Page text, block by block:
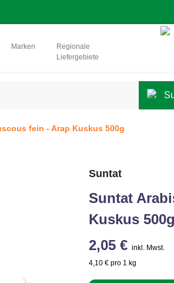
Marken
Regionale
Liefergebiete
fein - Arap Kuskus 500g
Suntat
Suntat
Kuskus 500g
2,05 € inkl. Mwst.
4,10 € pro 1 kg